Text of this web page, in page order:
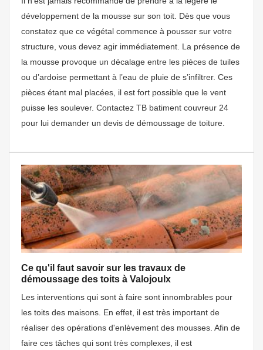
développement de la mousse sur son toit. Dès que vous
constatez que ce végétal commence à pousser sur votre
structure, vous devez agir immédiatement. La présence de
la mousse provoque un décalage entre les pièces de tuiles
ou d’ardoise permettant à l’eau de pluie de s’infiltrer. Ces
pièces étant mal placées, il est fort possible que le vent
puisse les soulever. Contactez TB batiment couvreur 24
pour lui demander un devis de démoussage de toiture.
Ce qu'il faut savoir sur les travaux de
démoussage des toits à Valojoulx
Les interventions qui sont à faire sont innombrables pour
les toits des maisons. En effet, il est très important de
réaliser des opérations d'enlèvement des mousses. Afin de
faire ces tâches qui sont très complexes, il est